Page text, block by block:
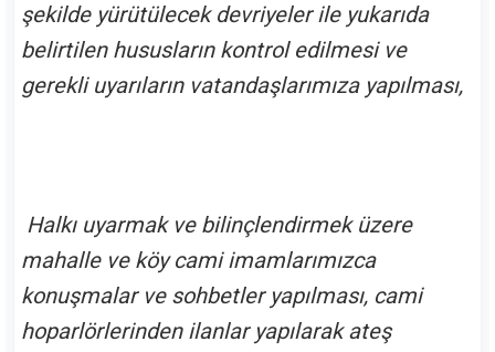
şekilde yürütülecek devriyeler ile yukarıda
belirtilen hususların kontrol edilmesi ve
gerekli uyarıların vatandaşlarımıza yapılması,
Halkı uyarmak ve bilinçlendirmek üzere
mahalle ve köy cami imamlarımızca
konuşmalar ve sohbetler yapılması, cami
hoparlörlerinden ilanlar yapılarak ateş